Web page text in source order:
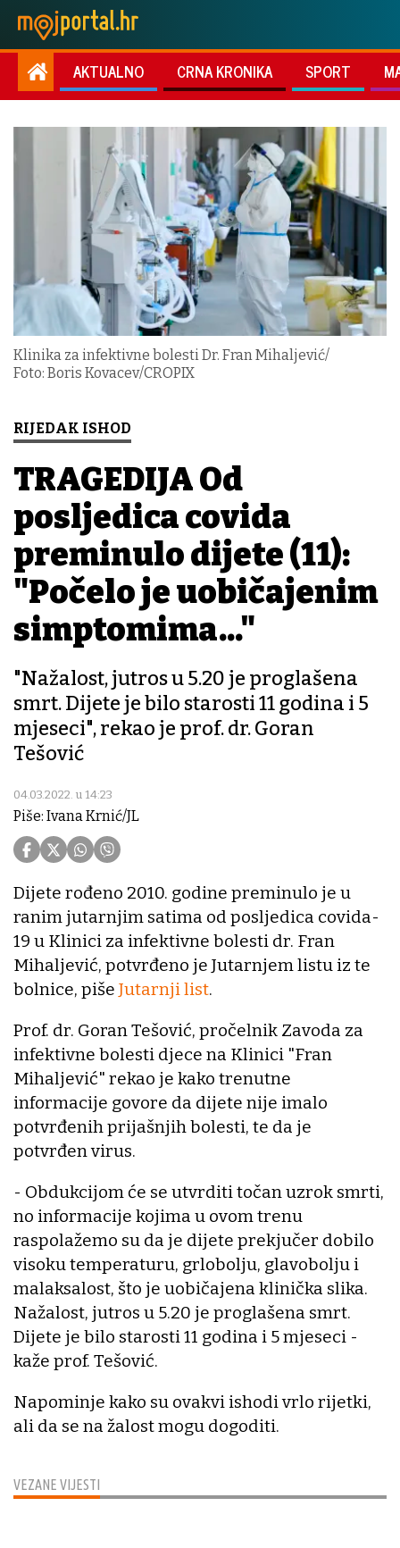
AKTUALNO CRNA KRONIKA SPORT
Klinika za infektivne bolesti Dr. Fran Mihaljević/
Foto: Boris Kovacev/CROPIX
RIJEDAK ISHOD
TRAGEDIJA Od
posljedica covida
preminulo dijete (11):
"Počelo je uobičajenim
simptomima..."
"Nažalost, jutros u 5.20 je proglašena
smrt. Dijete je bilo starosti 11 godina i 5
mjeseci", rekao je prof. dr. Goran
Tešović
04.03.2022. u 14:23
Piše: Ivana Krnić/JL
VEZANE VIJESTI
Dijete rođeno 2010. godine preminulo je u
ranim jutarnjim satima od posljedica covida-
19 u Klinici za infektivne bolesti dr. Fran
Mihaljević, potvrđeno je Jutarnjem listu iz te
bolnice, piše Jutarnji list.
Prof. dr. Goran Tešović, pročelnik Zavoda za
infektivne bolesti djece na Klinici "Fran
Mihaljević" rekao je kako trenutne
informacije govore da dijete nije imalo
potvrđenih prijašnjih bolesti, te da je
potvrđen virus.
- Obdukcijom će se utvrditi točan uzrok smrti,
no informacije kojima u ovom trenu
raspolažemo su da je dijete prekjučer dobilo
visoku temperaturu, grlobolju, glavobolju i
malaksalost, što je uobičajena klinička slika.
Nažalost, jutros u 5.20 je proglašena smrt.
Dijete je bilo starosti 11 godina i 5 mjeseci -
kaže prof. Tešović.
Napominje kako su ovakvi ishodi vrlo rijetki,
ali da se na žalost mogu dogoditi.